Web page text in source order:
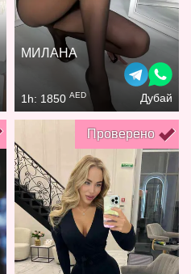
МИЛАНА
1h: 1850 AED Дубай
Проверено